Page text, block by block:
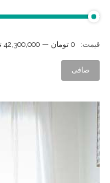
صافی
قيمت: 0 تومان — 42,300,000 تومان